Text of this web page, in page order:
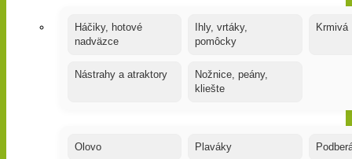
Háčiky, hotové
nadväzce
Ihly, vrtáky,
pomôcky
Krmivá
Nástrahy a atraktory
Nožnice, peány,
kliešte
Olovo Plaváky